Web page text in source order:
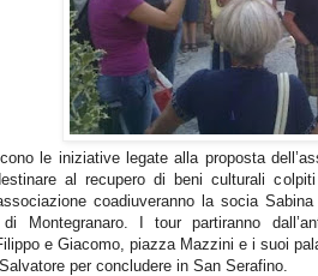
le iniziative legate alla proposta
al recupero di beni culturali
coadiuveranno la socia
Montegranaro. I tour partiranno
e Giacomo, piazza Mazzini e i suoi
per concludere in San Serafino.